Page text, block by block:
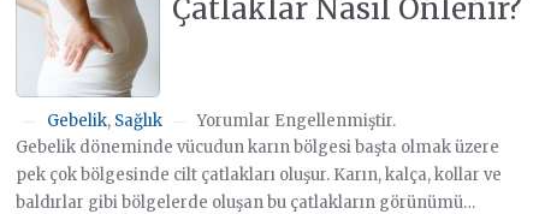
Çatlaklar Nasıl Önlenir?
Gebelik, Sağlık
Yorumlar Engellenmiştir.
Gebelik döneminde vücudun karın bölgesi başta olmak üzere
pek çok bölgesinde cilt çatlakları oluşur. Karın, kalça, kollar ve
baldırlar gibi bölgelerde oluşan bu çatlakların görünümü…